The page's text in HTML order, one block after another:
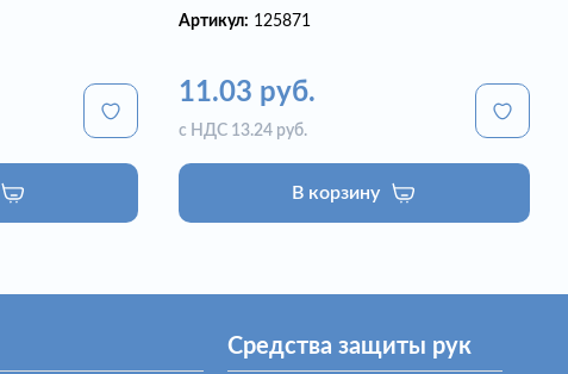
Артикул: 125871
11.03 руб.
с НДС 13.24 руб.
В корзину
Средства защиты рук